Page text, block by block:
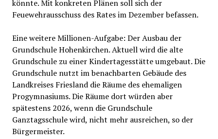
könnte. Mit konkreten Plänen soll sich der
Feuewehrausschuss des Rates im Dezember befassen.
Eine weitere Millionen-Aufgabe: Der Ausbau der
Grundschule Hohenkirchen. Aktuell wird die alte
Grundschule zu einer Kindertagesstätte umgebaut. Die
Grundschule nutzt im benachbarten Gebäude des
Landkreises Friesland die Räume des ehemaligen
Progymnasiums. Die Räume dort würden aber
spätestens 2026, wenn die Grundschule
Ganztagsschule wird, nicht mehr ausreichen, so der
Bürgermeister.